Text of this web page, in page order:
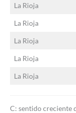
La Rioja
La Rioja
La Rioja
La Rioja
La Rioja
C: sentido creciente